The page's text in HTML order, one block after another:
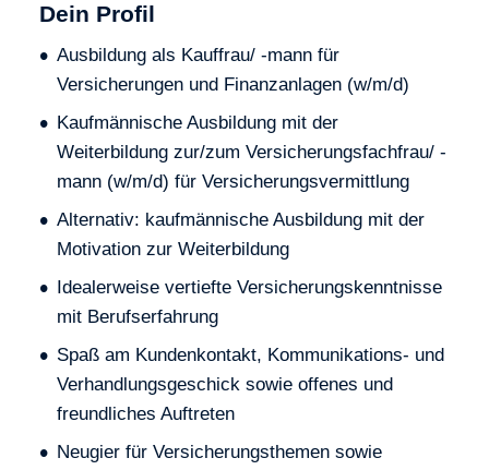
Dein Profil
Ausbildung als Kauffrau/ -mann für
Versicherungen und Finanzanlagen (w/m/d)
Kaufmännische Ausbildung mit der
Weiterbildung zur/zum Versicherungsfachfrau/ -
mann (w/m/d) für Versicherungsvermittlung
Alternativ: kaufmännische Ausbildung mit der
Motivation zur Weiterbildung
Idealerweise vertiefte Versicherungskenntnisse
mit Berufserfahrung
Spaß am Kundenkontakt, Kommunikations- und
Verhandlungsgeschick sowie offenes und
freundliches Auftreten
Neugier für Versicherungsthemen sowie